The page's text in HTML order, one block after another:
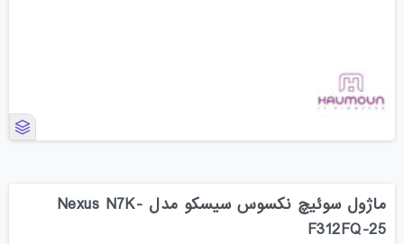
ماژول سوئیچ نکسوس سیسکو مدل Nexus N7K-
F312FQ-25